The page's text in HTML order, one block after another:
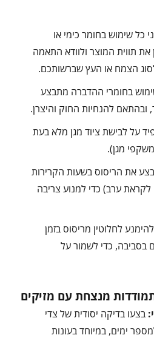
כל שימוש בחומר כימי או
את תווית המוצר ולוודא התאמה
הצמח או העץ שברשותכם.
בחומרי ההדברה מתבצע
להנחיות החוק והיצרן.
על לבישת ציוד מגן מלא בעת
מגן).
את הריסוס בשעות הקרירות
ערב) כדי למנוע צריבה
לחלוטין מריסוס בזמן
בסביבה, כדי לשמור על
מנצחת עם מזיקים
בצעו בדיקה יסודית של צדי
ימים, במיוחד בעונות